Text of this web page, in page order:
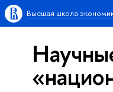
Высшая школа